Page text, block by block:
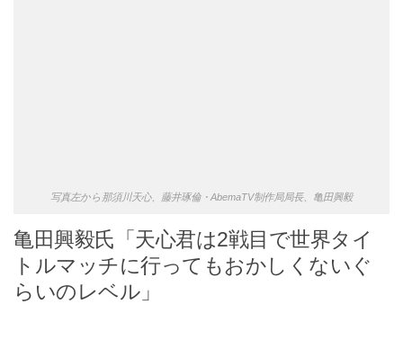
写真左から那須川天心、藤井琢倫・AbemaTV制作局局長、亀田興毅
亀田興毅氏「天心君は2戦目で世界タイ
トルマッチに行ってもおかしくないぐ
らいのレベル」